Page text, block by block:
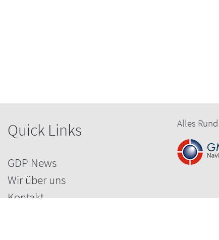
Quick Links
GDP News
Wir über uns
Kontakt
Alles